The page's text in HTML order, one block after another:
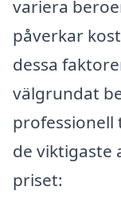
variera
påverkar
dessa
välgrundat
professionell
de viktigaste
priset: